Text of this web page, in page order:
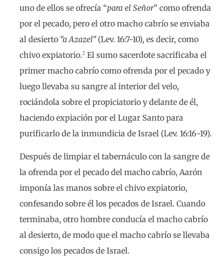
uno de ellos se ofrecía “para el Señor” como ofrenda
por el pecado, pero el otro macho cabrío se enviaba
al desierto “a Azazel”(Lev. 16:7-10), es decir, como
chivo expiatorio.2 El sumo sacerdote sacrificaba el
primer macho cabrío como ofrenda por el pecado y
luego llevaba su sangre al interior del velo,
rociándola sobre el propiciatorio y delante de él,
haciendo expiación por el Lugar Santo para
purificarlo de la inmundicia de Israel (Lev. 16:16-19).
Después de limpiar el tabernáculo con la sangre de
la ofrenda por el pecado del macho cabrío, Aarón
imponía las manos sobre el chivo expiatorio,
confesando sobre él los pecados de Israel. Cuando
terminaba, otro hombre conducía el macho cabrío
al desierto, de modo que el macho cabrío se llevaba
consigo los pecados de Israel.